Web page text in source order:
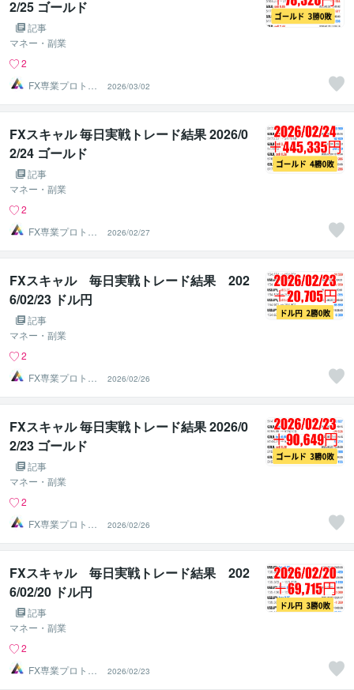
2/25 ゴールド
記事
マネー・副業
2
FX専業プロトレ
ーダーのAチーム
2026/03/02
FXスキャル 毎日実戦トレード結果 2026/0
2/24 ゴールド
記事
マネー・副業
2
FX専業プロトレ
ーダーのAチーム
2026/02/27
FXスキャル 毎日実戦トレード結果 202
6/02/23 ドル円
記事
マネー・副業
2
FX専業プロトレ
ーダーのAチーム
2026/02/26
FXスキャル 毎日実戦トレード結果 2026/0
2/23 ゴールド
記事
マネー・副業
2
FX専業プロトレ
ーダーのAチーム
2026/02/26
FXスキャル 毎日実戦トレード結果 202
6/02/20 ドル円
記事
マネー・副業
2
FX専業プロトレ
ーダーのAチーム
2026/02/23